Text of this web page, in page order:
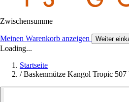
Zwischensumme
Meinen Warenkorb anzeigen Weiter
Loading...
Startseite
/ Baskenmütze Kangol Tropic 507